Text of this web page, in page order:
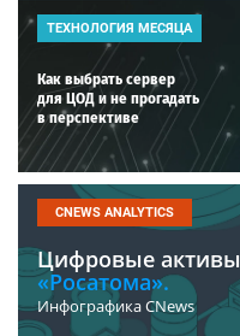
ТЕХНОЛОГИЯ МЕСЯЦА
Как выбрать сервер
для ЦОД и не прогадать
в перспективе
CNEWS ANALYTICS
Цифровые активы
«Росатома».
Инфографика CNews